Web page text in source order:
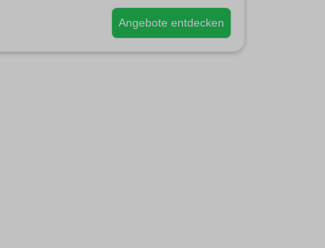
Angebote entdecken